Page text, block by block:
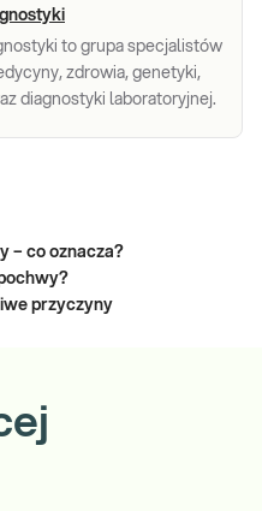
to grupa specjalistów
zdrowia, genetyki,
diagnostyki laboratoryjnej.
– co oznacza?
przyczyny